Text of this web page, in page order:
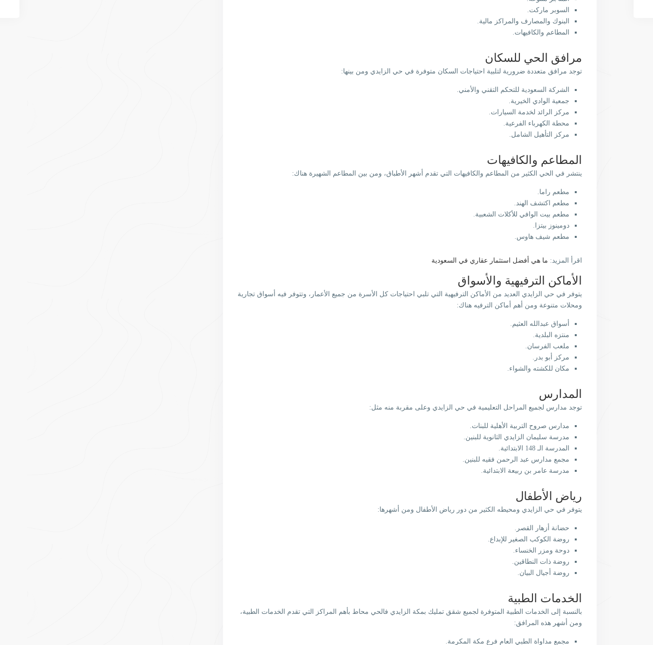
السوبر ماركت.
البنوك والمصارف والمراكز مالية.
المطاعم والكافيهات.
مرافق الحي للسكان
توجد مرافق متعددة ضرورية لتلبية احتياجات السكان متوفرة في حي الزايدي ومن بينها:
الشركة السعودية للتحكم التقني والأمني.
جمعية الوادي الخيرية.
مركز الرائد لخدمة السيارات.
محطة الكهرباء الفرعية.
مركز التأهيل الشامل.
المطاعم والكافيهات
ينتشر في الحي الكثير من المطاعم والكافيهات التي تقدم أشهر الأطباق، ومن بين المطاعم الشهيرة هناك:
مطعم راما.
مطعم اكتشف الهند.
مطعم بيت الوافي للأكلات الشعبية.
دومينوز بيتزا.
مطعم شيف هاوس.
اقرأ المزيد: ما هي أفضل استثمار عقاري في السعودية
الأماكن الترفيهية والأسواق
يتوفر في حي الزايدي العديد من الأماكن الترفيهية التي تلبي احتياجات كل الأسرة من جميع الأعمار، وتتوفر فيه أسواق تجارية
ومحلات متنوعة ومن أهم أماكن الترفيه هناك:
أسواق عبدالله العثيم.
منتزه البلدية.
ملعب الفرسان.
مركز أبو بدر.
مكان للكشته والشواء.
المدارس
توجد مدارس لجميع المراحل التعليمية في حي الزايدي وعلى مقربة منه مثل:
مدارس صروح التربية الأهلية للبنات.
مدرسة سليمان الزايدي الثانوية للبنين.
المدرسة الـ 148 الابتدائية.
مجمع مدارس عبد الرحمن فقيه للبنين.
مدرسة عامر بن ربيعة الابتدائية.
رياض الأطفال
يتوفر في حي الزايدي ومحيطه الكثير من دور رياض الأطفال ومن أشهرها:
حضانة أزهار القصر.
روضة الكوكب الصغير للإبداع.
دوحة ومزر الخنساء.
روضة ذات النطاقين.
روضة أجيال البيان.
الخدمات الطبية
بالنسبة إلى الخدمات الطبية المتوفرة لجميع شقق تمليك بمكة الزايدي فالحي محاط بأهم المراكز التي تقدم الخدمات الطبية،
ومن أشهر هذه المرافق:
مجمع مداواة الطبي العام فرع مكة المكرمة.